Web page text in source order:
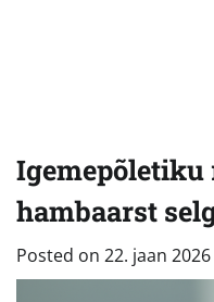
Igemepõletiku
hambaarst
Posted on 22. jaan 2026